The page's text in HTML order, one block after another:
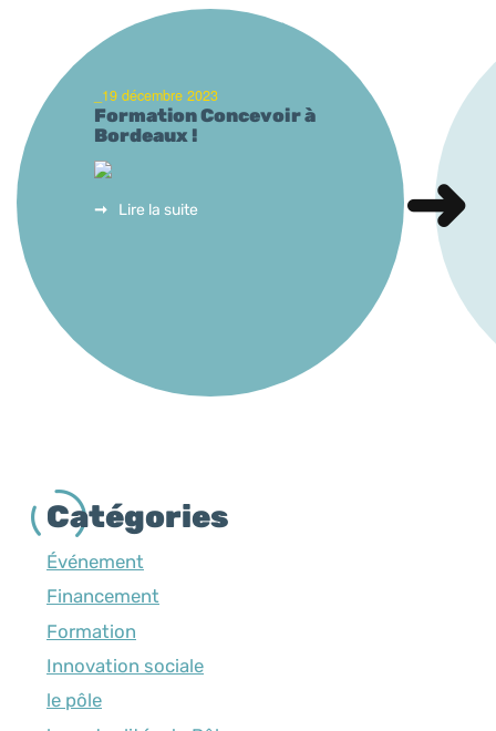
_19 décembre 2023
Formation Concevoir à
Bordeaux !
Lire la suite
Catégories
Événement
Financement
Formation
Innovation sociale
le pôle